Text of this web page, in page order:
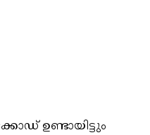
ഉണ്ടായിട്ടും